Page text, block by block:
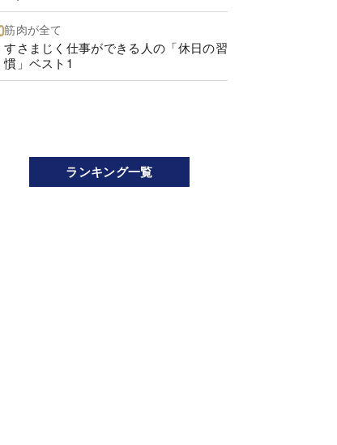
筋肉が全て
すさまじく仕事ができる人の「休日の習
慣」ベスト1
ランキング一覧